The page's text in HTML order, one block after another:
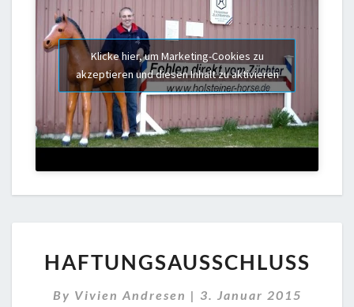
Klicke hier, um Marketing-Cookies zu
akzeptieren und diesen Inhalt zu aktivieren
HAFTUNGSAUSSCHLUSS
By Vivien Andresen | 3. Januar 2015